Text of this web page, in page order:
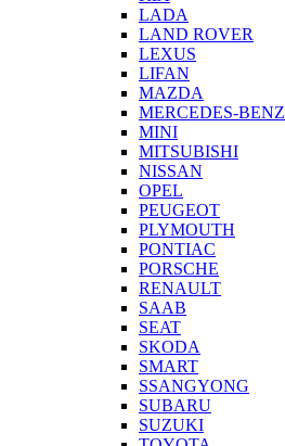
LADA
LAND ROVER
LEXUS
LIFAN
MAZDA
MERCEDES-BENZ
MINI
MITSUBISHI
NISSAN
OPEL
PEUGEOT
PLYMOUTH
PONTIAC
PORSCHE
RENAULT
SAAB
SEAT
SKODA
SMART
SSANGYONG
SUBARU
SUZUKI